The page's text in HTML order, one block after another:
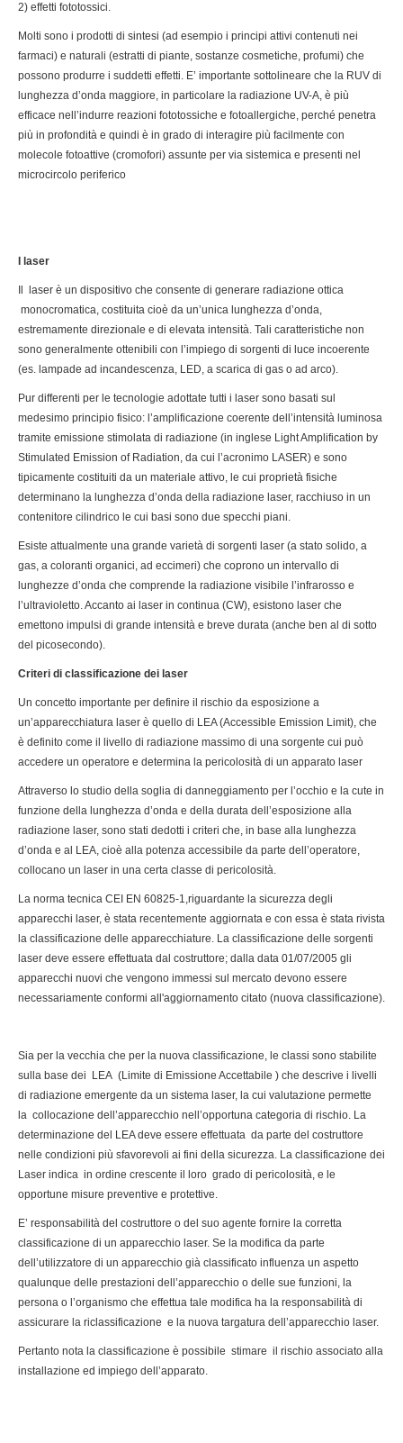
2) effetti fototossici.
Molti sono i prodotti di sintesi (ad esempio i principi attivi contenuti nei
farmaci) e naturali (estratti di piante, sostanze cosmetiche, profumi) che
possono produrre i suddetti effetti. E’ importante sottolineare che la RUV di
lunghezza d’onda maggiore, in particolare la radiazione UV-A, è più
efficace nell’indurre reazioni fototossiche e fotoallergiche, perché penetra
più in profondità e quindi è in grado di interagire più facilmente con
molecole fotoattive (cromofori) assunte per via sistemica e presenti nel
microcircolo periferico
I laser
Il laser è un dispositivo che consente di generare radiazione ottica
monocromatica, costituita cioè da un’unica lunghezza d’onda,
estremamente direzionale e di elevata intensità. Tali caratteristiche non
sono generalmente ottenibili con l’impiego di sorgenti di luce incoerente
(es. lampade ad incandescenza, LED, a scarica di gas o ad arco).
Pur differenti per le tecnologie adottate tutti i laser sono basati sul
medesimo principio fisico: l’amplificazione coerente dell’intensità luminosa
tramite emissione stimolata di radiazione (in inglese Light Amplification by
Stimulated Emission of Radiation, da cui l’acronimo LASER) e sono
tipicamente costituiti da un materiale attivo, le cui proprietà fisiche
determinano la lunghezza d’onda della radiazione laser, racchiuso in un
contenitore cilindrico le cui basi sono due specchi piani.
Esiste attualmente una grande varietà di sorgenti laser (a stato solido, a
gas, a coloranti organici, ad eccimeri) che coprono un intervallo di
lunghezze d’onda che comprende la radiazione visibile l’infrarosso e
l’ultravioletto. Accanto ai laser in continua (CW), esistono laser che
emettono impulsi di grande intensità e breve durata (anche ben al di sotto
del picosecondo).
Criteri di classificazione dei laser
Un concetto importante per definire il rischio da esposizione a
un’apparecchiatura laser è quello di LEA (Accessible Emission Limit), che
è definito come il livello di radiazione massimo di una sorgente cui può
accedere un operatore e determina la pericolosità di un apparato laser
Attraverso lo studio della soglia di danneggiamento per l’occhio e la cute in
funzione della lunghezza d’onda e della durata dell’esposizione alla
radiazione laser, sono stati dedotti i criteri che, in base alla lunghezza
d’onda e al LEA, cioè alla potenza accessibile da parte dell’operatore,
collocano un laser in una certa classe di pericolosità.
La norma tecnica CEI EN 60825-1,riguardante la sicurezza degli
apparecchi laser, è stata recentemente aggiornata e con essa è stata rivista
la classificazione delle apparecchiature. La classificazione delle sorgenti
laser deve essere effettuata dal costruttore; dalla data 01/07/2005 gli
apparecchi nuovi che vengono immessi sul mercato devono essere
necessariamente conformi all'aggiornamento citato (nuova classificazione).
Sia per la vecchia che per la nuova classificazione, le classi sono stabilite
sulla base dei LEA (Limite di Emissione Accettabile ) che descrive i livelli
di radiazione emergente da un sistema laser, la cui valutazione permette
la collocazione dell’apparecchio nell’opportuna categoria di rischio. La
determinazione del LEA deve essere effettuata da parte del costruttore
nelle condizioni più sfavorevoli ai fini della sicurezza. La classificazione dei
Laser indica in ordine crescente il loro grado di pericolosità, e le
opportune misure preventive e protettive.
E’ responsabilità del costruttore o del suo agente fornire la corretta
classificazione di un apparecchio laser. Se la modifica da parte
dell’utilizzatore di un apparecchio già classificato influenza un aspetto
qualunque delle prestazioni dell’apparecchio o delle sue funzioni, la
persona o l’organismo che effettua tale modifica ha la responsabilità di
assicurare la riclassificazione e la nuova targatura dell’apparecchio laser.
Pertanto nota la classificazione è possibile stimare il rischio associato alla
installazione ed impiego dell’apparato.